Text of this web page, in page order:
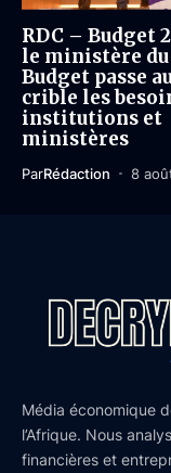
RDC – Budget
le ministère du
Budget passe
crible les
institutions et
ministères
ParRédaction 8
Média économique
l’Afrique. Nous
financières et